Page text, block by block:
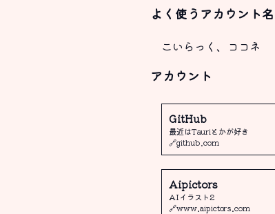
よく使うアカウント名
こいらっく、ココネ
アカウント
GitHub
最近はTauriとかが好き
🔗github.com
Aipictors
AIイラスト2
🔗www.aipictors.com